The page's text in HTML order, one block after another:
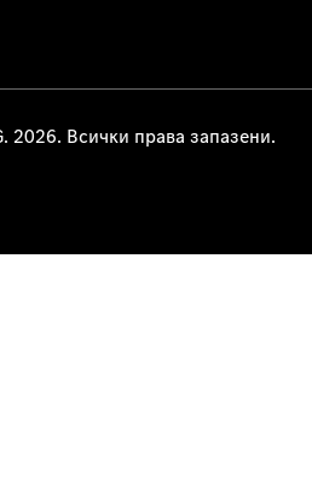
2026. Всички права запазени.